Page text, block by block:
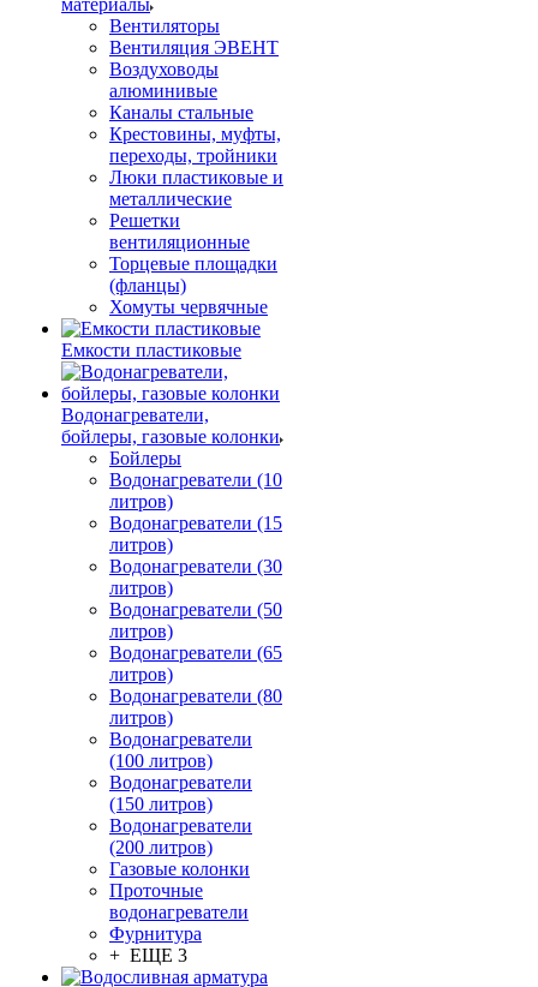
материалы
Вентиляторы
Вентиляция ЭВЕНТ
Воздуховоды
алюминивые
Каналы стальные
Крестовины, муфты,
переходы, тройники
Люки пластиковые и
металлические
Решетки
вентиляционные
Торцевые площадки
(фланцы)
Хомуты червячные
Емкости пластиковые
Водонагреватели,
бойлеры, газовые колонки
Бойлеры
Водонагреватели (10
литров)
Водонагреватели (15
литров)
Водонагреватели (30
литров)
Водонагреватели (50
литров)
Водонагреватели (65
литров)
Водонагреватели (80
литров)
Водонагреватели
(100 литров)
Водонагреватели
(150 литров)
Водонагреватели
(200 литров)
Газовые колонки
Проточные
водонагреватели
Фурнитура
+ ЕЩЕ 3